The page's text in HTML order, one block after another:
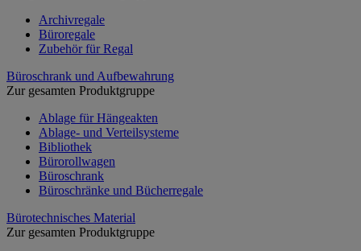
Archivregale
Büroregale
Zubehör für Regal
Büroschrank und Aufbewahrung
Zur gesamten Produktgruppe
Ablage für Hängeakten
Ablage- und Verteilsysteme
Bibliothek
Bürorollwagen
Büroschrank
Büroschränke und Bücherregale
Bürotechnisches Material
Zur gesamten Produktgruppe